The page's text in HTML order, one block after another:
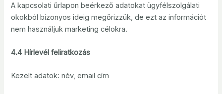
A kapcsolati űrlapon beérkező adatokat ügyfélszolgálati
okokból bizonyos ideig megőrizzük, de ezt az információt
nem használjuk marketing célokra.
4.4 Hírlevél feliratkozás
Kezelt adatok: név, email cím